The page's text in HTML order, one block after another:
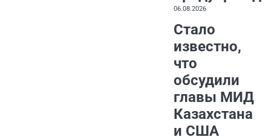
06.08.2026
Стало
известно,
что
обсудили
главы МИД
Казахстана
и США